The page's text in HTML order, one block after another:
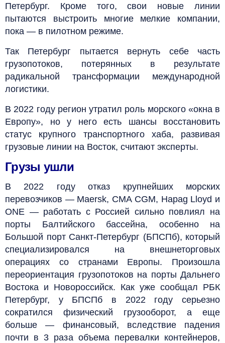
Петербург. Кроме того, свои новые линии
пытаются выстроить многие мелкие компании,
пока — в пилотном режиме.
Так Петербург пытается вернуть себе часть
грузопотоков, потерянных в результате
радикальной трансформации международной
логистики.
В 2022 году регион утратил роль морского «окна в
Европу», но у него есть шансы восстановить
статус крупного транспортного хаба, развивая
грузовые линии на Восток, считают эксперты.
Грузы ушли
В 2022 году отказ крупнейших морских
перевозчиков — Maersk, CMA CGM, Hapag Lloyd и
ONE — работать с Россией сильно повлиял на
порты Балтийского бассейна, особенно на
Большой порт Санкт-Петербург (БПСПб), который
специализировался на внешнеторговых
операциях со странами Европы. Произошла
переориентация грузопотоков на порты Дальнего
Востока и Новороссийск. Как уже сообщал РБК
Петербург, у БПСПб в 2022 году серьезно
сократился физический грузооборот, а еще
больше — финансовый, вследствие падения
почти в 3 раза объема перевалки контейнеров,